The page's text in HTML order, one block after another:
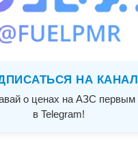
НА КАНАЛ
о ценах на АЗС первым
в Telegram!